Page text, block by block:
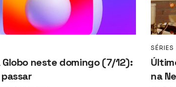
Globo neste domingo (7/12):
SÉRIES
na